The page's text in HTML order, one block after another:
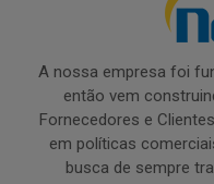
A nossa empresa foi
então vem
Fornecedores e
em políticas
busca de sempre